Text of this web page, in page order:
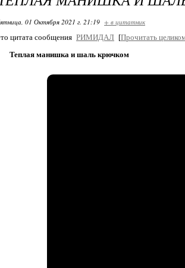
01 Октября 2021 г. 21:19 + в цитатник
цитата сообщения РИМИДАЛ [Прочитать
Теплая манишка и шаль крючком